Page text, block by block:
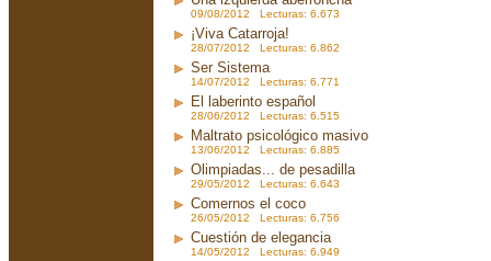
09/08/2012 Lecturas: 6.673
¡Viva Catarroja!
28/07/2012 Lecturas: 6.862
Ser Sistema
14/07/2012 Lecturas: 6.771
El laberinto español
28/06/2012 Lecturas: 6.515
Maltrato psicológico masivo
13/06/2012 Lecturas: 6.885
Olimpiadas... de pesadilla
29/05/2012 Lecturas: 6.643
Comernos el coco
26/05/2012 Lecturas: 6.756
Cuestión de elegancia
14/05/2012 Lecturas: 6.949